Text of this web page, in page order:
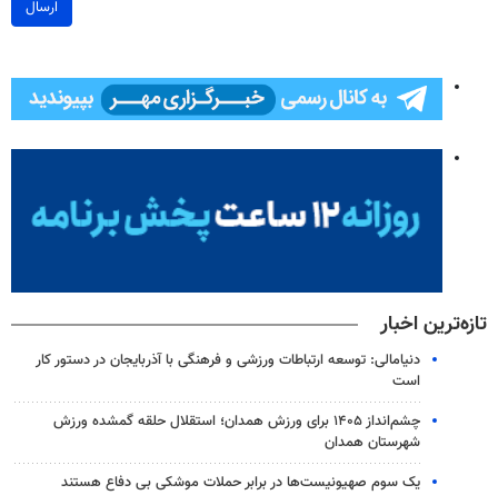
ارسال
تازه‌ترین اخبار
دنیامالی: توسعه ارتباطات ورزشی و فرهنگی با آذربایجان در دستور کار
است
چشم‌انداز ۱۴۰۵ برای ورزش همدان؛ استقلال حلقه گمشده ورزش
شهرستان همدان
یک‌ سوم صهیونیست‌ها در برابر حملات موشکی بی دفاع هستند